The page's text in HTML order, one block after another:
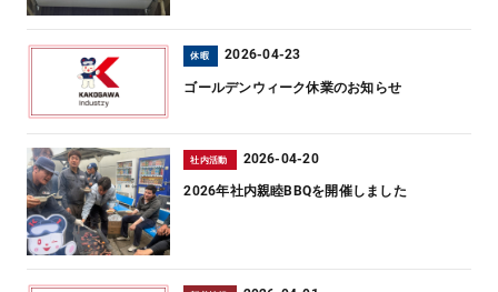
休暇 2026-04-23
ゴールデンウィーク休業のお知らせ
社内活動 2026-04-20
2026年社内親睦BBQを開催しました